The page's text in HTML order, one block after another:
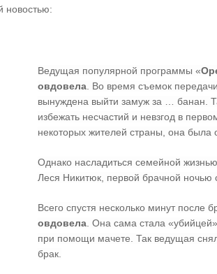
новостью:
Ведущая популярной программы «
овдовела . Во время съемок
вынуждена выйти замуж за … банан.
избежать несчастий и невзгод в
некоторых жителей страны, она была
Однако насладиться семейной
Леся Никитюк, первой брачной
Всего спустя несколько минут после
овдовела . Она сама стала
при помощи мачете. Так ведущая
брак.